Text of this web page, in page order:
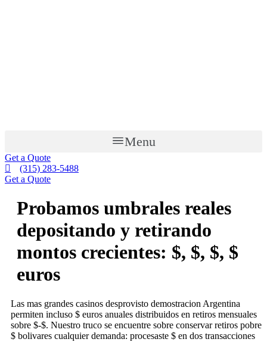
Menu
Get a Quote
(315) 283-5488
Get a Quote
Probamos umbrales reales
depositando y retirando
montos crecientes: $, $, $, $
euros
Las mas grandes casinos desprovisto demostracion Argentina
permiten incluso $ euros anuales distribuidos en retiros mensuales
sobre $-$. Nuestro truco se encuentre sobre conservar retiros pobre
$ bolivares cualquier demanda: procesaste $ en dos transacciones